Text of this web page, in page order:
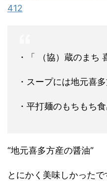
412
・「 （協）蔵のまち
・スープには地元喜
・平打麺のもちもち
“地元喜多方産の醤油”
とにかく美味しかったで